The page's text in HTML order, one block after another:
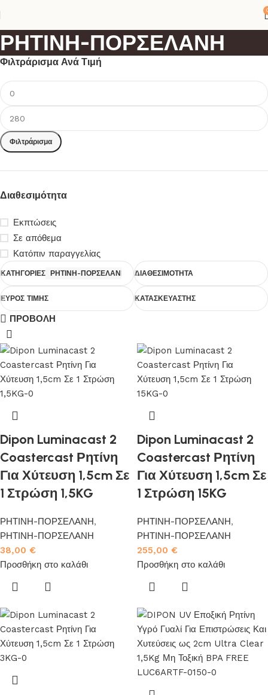
ΡΗΤΙΝΗ-ΠΟΡΣΕΛΑΝΗ
Φιλτράρισμα Ανά Τιμή
Φιλτράρισμα
Διαθεσιμότητα
Εκπτώσεις
Σε απόθεμα
Κατόπιν παραγγελίας
ΚΑΤΗΓΟΡΙΕΣ ΡΗΤΙΝΗ-ΠΟΡΣΕΛΑΝΗ ΔΙΑΘΕΣΙΜΟΤΗΤΑ
ΕΥΡΟΣ ΤΙΜΗΣ ΚΑΤΑΣΚΕΥΑΣΤΗΣ
ΠΡΟΒΟΛΗ
Dipon Luminacast 2
Coastercast Ρητίνη
Για Χύτευση 1,5cm Σε
1 Στρώση 1,5KG
ΡΗΤΙΝΗ-ΠΟΡΣΕΛΑΝΗ,
ΡΗΤΙΝΗ-ΠΟΡΣΕΛΑΝΗ
38,00 €
Προσθήκη στο καλάθι
Dipon Luminacast 2
Coastercast Ρητίνη
Για Χύτευση 1,5cm Σε
1 Στρώση 15KG
ΡΗΤΙΝΗ-ΠΟΡΣΕΛΑΝΗ,
ΡΗΤΙΝΗ-ΠΟΡΣΕΛΑΝΗ
255,00 €
Προσθήκη στο καλάθι